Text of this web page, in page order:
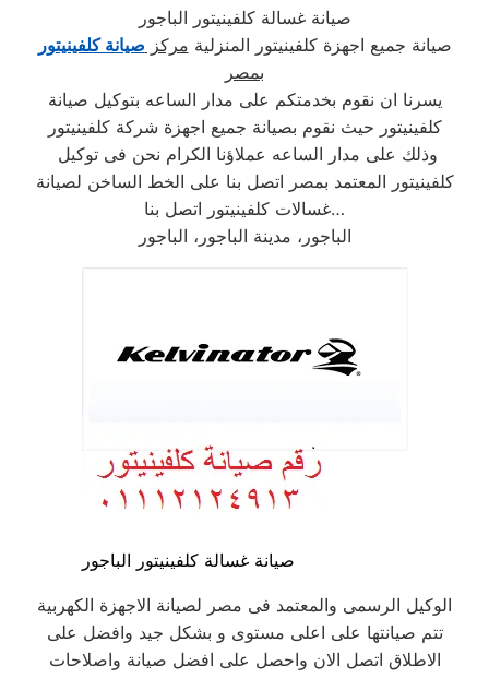
صيانة غسالة كلفينيتور الباجور
صيانة جميع اجهزة كلفينيتور المنزلية مركز صيانة كلفينيتور
بمصر
يسرنا ان نقوم بخدمتكم على مدار الساعه بتوكيل صيانة
كلفينيتور حيث نقوم بصيانة جميع اجهزة شركة كلفينيتور
كلفينيتور المعتمد بمصر اتصل بنا على الخط الساخن لصيانة
غسالات كلفينيتور اتصل بنا…
الباجور، مدينة الباجور، الباجور
صيانة غسالة كلفينيتور الباجور
الوكيل الرسمى والمعتمد فى مصر لصيانة الاجهزة الكهربية
تتم صيانتها على اعلى مستوى و بشكل جيد وافضل على
الاطلاق اتصل الان واحصل على افضل صيانة واصلاحات